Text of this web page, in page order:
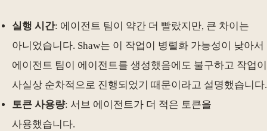
실행 시간: 에이전트 팀이 약간 더 빨랐지만, 큰 차이는
아니었습니다. Shaw는 이 작업이 병렬화 가능성이 낮아서
에이전트 팀이 에이전트를 생성했음에도 불구하고 작업이
사실상 순차적으로 진행되었기 때문이라고 설명했습니다.
토큰 사용량: 서브 에이전트가 더 적은 토큰을
사용했습니다.